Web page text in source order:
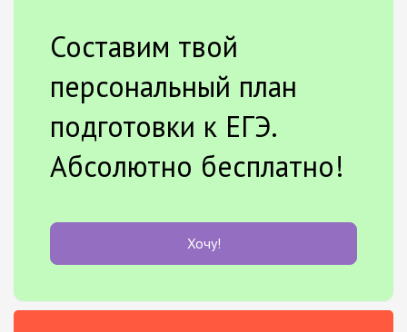
Составим твой
персональный план
подготовки к ЕГЭ.
Абсолютно бесплатно!
Хочу!